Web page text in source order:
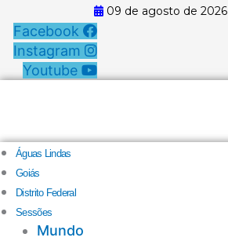
09 de agosto de 2026
Facebook
Instagram
Youtube
Águas Lindas
Goiás
Distrito Federal
Sessões
Mundo